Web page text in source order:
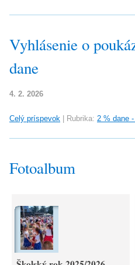
Vyhlásenie o
dane
4. 2. 2026
Celý príspevok Rubrika: 2 % dane
Fotoalbum